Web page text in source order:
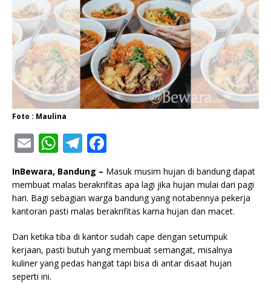
Foto : Maulina
E
ai
l
W
h
at
s
A
p
p
T
e
g
ra
m
a
c
e
b
o
o
InBewara, Bandung – Masuk musim hujan di bandung dapat
membuat malas berakrifitas apa lagi jika hujan mulai dari pagi
hari. Bagi sebagian warga bandung yang notabennya pekerja
kantoran pasti malas berakrifitas karna hujan dan macet.
Dan ketika tiba di kantor sudah cape dengan setumpuk
kerjaan, pasti butuh yang membuat semangat, misalnya
kuliner yang pedas hangat tapi bisa di antar disaat hujan
seperti ini.